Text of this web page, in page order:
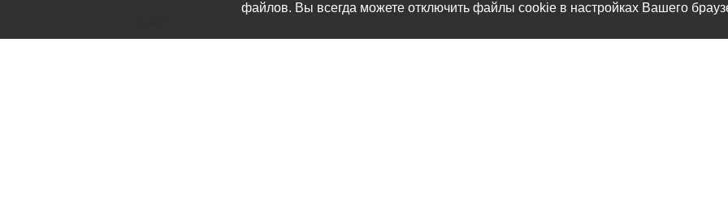
файлов. Вы всегда можете отключить файлы cookie в настройках Вашего